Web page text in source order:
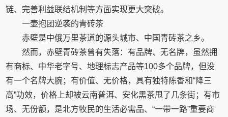
链、完善利益联结机制等方面实现更大突破。
一壶抱团逆袭的青砖茶
赤壁是中俄万里茶道的源头城市、中国青砖茶之乡。
然而，赤壁青砖茶曾有失落：有品牌、无名牌，虽然拥
有商标、中华老字号、地理标志产品等100多个品牌，但没
有一个名牌大腕；有价值、无价格，具有独特陈香和“降三
高”功效，价格上却被云南普洱、安化黑茶甩了几条街；有市
场、无份额，是北方牧民的生活必需品、“一带一路”重要商